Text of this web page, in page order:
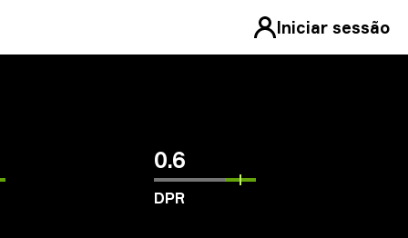
Iniciar sessão
0.6
DPR